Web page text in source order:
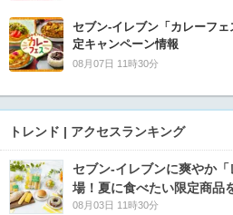
セブン‐イレブン「カレーフ
定キャンペーン情報
08月07日 11時30分
トレンド | アクセスランキング
セブン‐イレブンに爽やか
場！夏に食べたい限定商品
08月03日 11時30分